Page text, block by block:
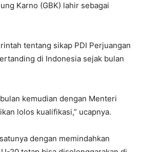
Karno (GBK) lahir sebagai
tentang sikap PDI Perjuangan
di Indonesia sejak bulan
kemudian dengan Menteri
lolos kualifikasi,” ucapnya.
dengan memindahkan